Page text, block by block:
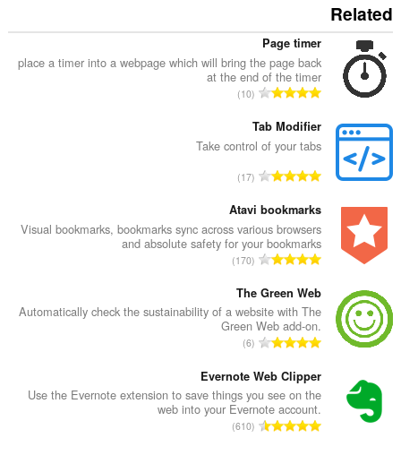
Related
Page timer
place a timer into a webpage which will bring the page back
at the end of the timer
ا
ع
د
ا
إ
ج
م
ل
ي
ل
ل
ق
ي
ي
م
10
Tab Modifier
Take control of your tabs
ا
ع
د
د
ا
إ
ج
م
ل
ي
ل
ل
17
Atavi bookmarks
Visual bookmarks, bookmarks sync across various browsers
and absolute safety for your bookmarks
ا
ع
د
د
ا
إ
ج
م
170
The Green Web
Automatically check the sustainability of a website with The
Green Web add-on.
ا
ع
د
د
ا
6
Evernote Web Clipper
Use the Evernote extension to save things you see on the
web into your Evernote account.
ا 610